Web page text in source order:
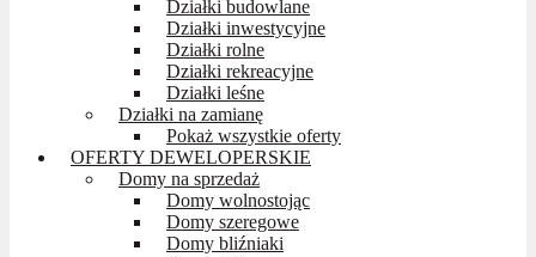
Działki budowlane
Działki inwestycyjne
Działki rolne
Działki rekreacyjne
Działki leśne
Działki na zamianę
Pokaż wszystkie oferty
OFERTY DEWELOPERSKIE
Domy na sprzedaż
Domy wolnostojąc
Domy szeregowe
Domy bliźniaki